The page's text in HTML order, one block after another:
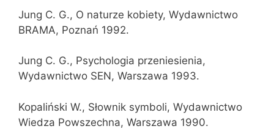
Jung C. G., O naturze kobiety, Wydawnictwo
BRAMA, Poznań 1992.
Jung C. G., Psychologia przeniesienia,
Wydawnictwo SEN, Warszawa 1993.
Kopaliński W., Słownik symboli, Wydawnictwo
Wiedza Powszechna, Warszawa 1990.